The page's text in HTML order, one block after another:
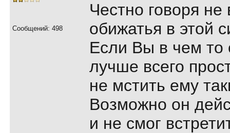
Сообщений: 498
Честно говоря
обижатья в этой
Если Вы в чем то
лучше всего
не мстить ему
Возможно он
и не смог